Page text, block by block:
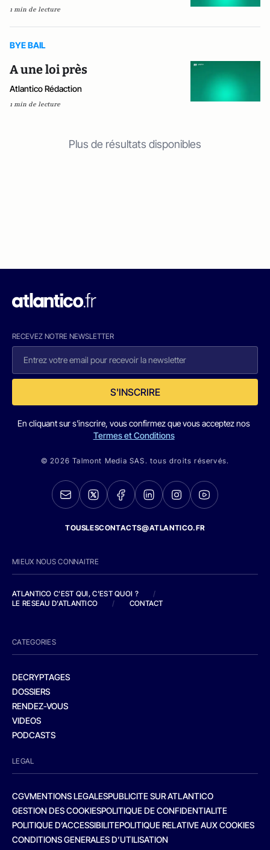
1 min de lecture
BYE BAIL
A une loi près
Atlantico Rédaction
1 min de lecture
Plus de résultats disponibles
RECEVEZ NOTRE NEWSLETTER
S'INSCRIRE
En cliquant sur s'inscrire, vous confirmez que vous acceptez nos
Termes et Conditions
© 2026 Talmont Media SAS. tous droits réservés.
TOUSLESCONTACTS@ATLANTICO.FR
MIEUX NOUS CONNAITRE
ATLANTICO C'EST QUI, C'EST QUOI ?
/
LE RESEAU D'ATLANTICO
/ CONTACT
CATEGORIES
DECRYPTAGES
DOSSIERS
RENDEZ-VOUS
VIDEOS
PODCASTS
LEGAL
CGVMENTIONS LEGALESPUBLICITE SUR ATLANTICO
GESTION DES COOKIESPOLITIQUE DE CONFIDENTIALITE
POLITIQUE D’ACCESSIBILITEPOLITIQUE RELATIVE AUX COOKIES
CONDITIONS GENERALES D’UTILISATION